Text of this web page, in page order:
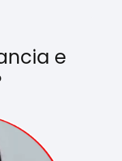
e